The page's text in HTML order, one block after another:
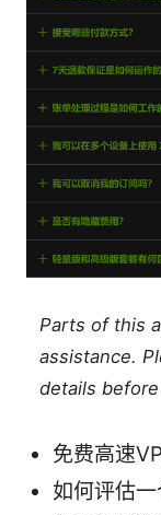
Parts of this
assistance.
details
免费高速
如何评估